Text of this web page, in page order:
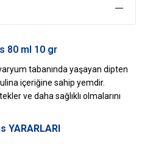
80 ml 10 gr
tabanında yaşayan dipten
içeriğine sahip yemdir.
ve daha sağlıklı olmalarını
YARARLARI